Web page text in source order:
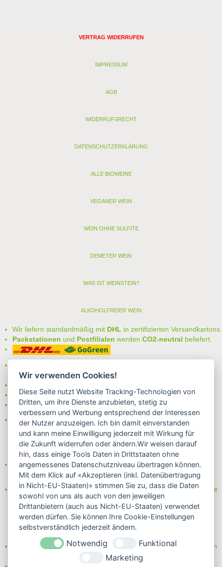
VERTRAG WIDERRUFEN
IMPRESSUM
AGB
WIDERRUFSRECHT
DATENSCHUTZERKLÄRUNG
ALLE BIOWEINE
VEGANER WEIN
WEIN OHNE SULFITE
DEMETER WEIN
WAS IST WEINSTEIN?
ALKOHOLFREIER WEIN
Wir liefern standardmäßig mit DHL in zertifizierten Versandkartons.
Packstationen und Postfilialen werden CO2-neutral beliefert.
auswählen:
- Rechnung
- Lastschrift/Bankeinzug
Das Internetsiegel "GEPRÜFTER SHOP – Sicher einkaufen":
Partner von:
Wine in Moderation - bewußt genießen
Erfahren Sie mehr über Biowein in unserem Blog oder Folgen Sie
uns!
Blog
Facebook
Instagram
Neben einem ausgesuchten Sortiment an Biowein, Biospirituosen
und Biofeinkost bieten wir Ihnen u.a. folgende
Wir verwenden Cookies!
Diese Seite nutzt Website Tracking-Technologien von
Dritten, um ihre Dienste anzubieten, stetig zu
verbessern und Werbung entsprechend der Interessen
der Nutzer anzuzeigen. Ich bin damit einverstanden
und kann meine Einwilligung jederzeit mit Wirkung für
die Zukunft widerrufen oder ändern.Wir weisen darauf
hin, dass einige Tools Daten in Drittstaaten ohne
angemessenes Datenschutzniveau übertragen können.
Mit dem Klick auf «Akzeptieren (inkl. Datenübertragung
in Nicht-EU-Staaten)» stimmen Sie zu, dass die Daten
sowohl von uns als auch von den jeweiligen
Drittanbietern (auch aus Nicht-EU-Staaten) verwendet
werden dürfen. Sie können Ihre Cookie-Einstellungen
selbstverständlich jederzeit ändern.
Notwendig
Funktional
Marketing